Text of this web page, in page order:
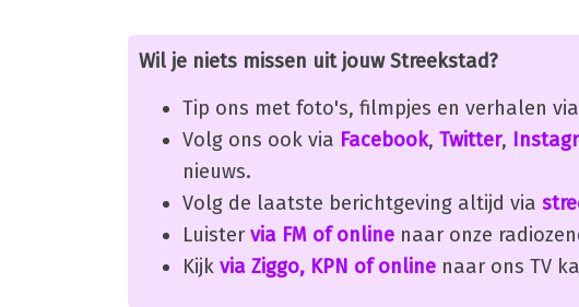
Wil je niets missen uit jouw Streekstad?
Tip ons met foto's, filmpjes en verhalen via
Volg ons ook via Facebook, Twitter,
nieuws.
Volg de laatste berichtgeving altijd via
Luister via FM of online naar onze
Kijk via Ziggo, KPN of online naar ons TV